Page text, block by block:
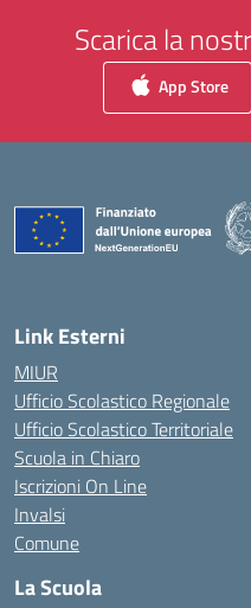
Scarica la
App Store
Link Esterni
MIUR
Ufficio Scolastico Regionale
Ufficio Scolastico Territoriale
Scuola in Chiaro
Iscrizioni On Line
Invalsi
Comune
La Scuola